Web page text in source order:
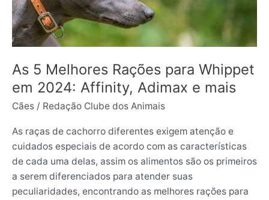
As 5 Melhores Rações para Whippet
em 2024: Affinity, Adimax e mais
Cães / Redação Clube dos Animais
As raças de cachorro diferentes exigem atenção e
cuidados especiais de acordo com as características
de cada uma delas, assim os alimentos são os primeiros
a serem diferenciados para atender suas
peculiaridades, encontrando as melhores rações para
Whippet
em
2024:
Adimax
mais